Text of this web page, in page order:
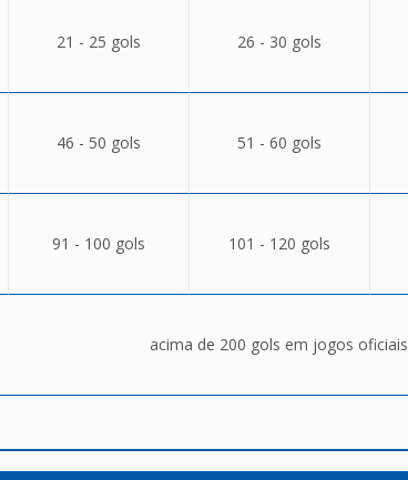
21 - 25 gols 26 - 30 gols
46 - 50 gols 51 - 60 gols
91 - 100 gols 101 - 120 gols
acima de 200 gols em jogos oficiais